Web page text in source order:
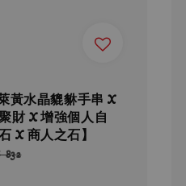
黃水晶貔貅手串 X
財 X 增強個人自
X 商人之石】
832